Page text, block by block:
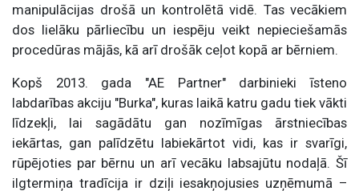
manipulācijas drošā un kontrolētā vidē. Tas vecākiem
dos lielāku pārliecību un iespēju veikt nepieciešamās
procedūras mājās, kā arī drošāk ceļot kopā ar bērniem.
Kopš 2013. gada "AE Partner" darbinieki īsteno
labdarības akciju "Burka", kuras laikā katru gadu tiek vākti
līdzekļi, lai sagādātu gan nozīmīgas ārstniecības
iekārtas, gan palīdzētu labiekārtot vidi, kas ir svarīgi,
rūpējoties par bērnu un arī vecāku labsajūtu nodaļā. Šī
ilgtermiņa tradīcija ir dziļi iesakņojusies uzņēmumā –